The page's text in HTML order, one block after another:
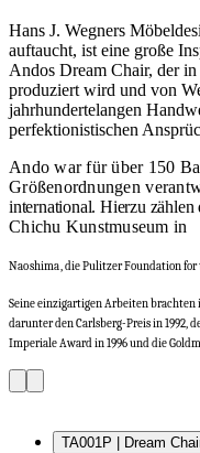
Hans J. Wegners
auftaucht, ist eine große
Andos Dream Chair, der
produziert wird und von
jahrhundertelangen
perfektionistischen
Ando war für über 150
Größenordnungen
international. Hierzu zählen
Chichu Kunstmuseum in
Naoshima,die Pulitzer Foundation for
Seine einzigartigen Arbeiten
darunter den Carlsberg-Preis in 1992,
Imperiale Award in 1996 und die
TA001P | Dream